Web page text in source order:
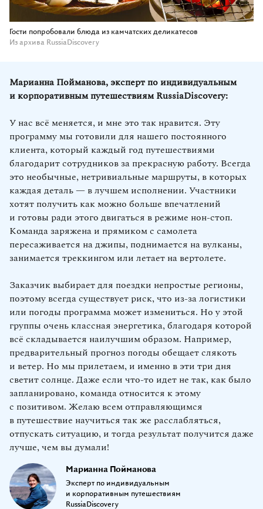
Гости попробовали блюда из камчатских деликатесов
Из архива RussiaDiscovery
Марианна Пойманова, эксперт по индивидуальным
и корпоративным путешествиям RussiaDiscovery:
У нас всё меняется, и мне это так нравится. Эту
программу мы готовили для нашего постоянного
клиента, который каждый год путешествиями
благодарит сотрудников за прекрасную работу. Всегда
это необычные, нетривиальные маршруты, в которых
каждая деталь — в лучшем исполнении. Участники
хотят получить как можно больше впечатлений
и готовы ради этого двигаться в режиме нон‑стоп.
Команда заряжена и прямиком с самолета
пересаживается на джипы, поднимается на вулканы,
занимается треккингом или летает на вертолете.
Заказчик выбирает для поездки непростые регионы,
поэтому всегда существует риск, что из‑за логистики
или погоды программа может измениться. Но у этой
группы очень классная энергетика, благодаря которой
всё складывается наилучшим образом. Например,
предварительный прогноз погоды обещает слякоть
и ветер. Но мы прилетаем, и именно в эти три дня
светит солнце. Даже если что‑то идет не так, как было
запланировано, команда относится к этому
с позитивом. Желаю всем отправляющимся
в путешествие научиться так же расслабляться,
отпускать ситуацию, и тогда результат получится даже
лучше, чем вы думали!
Марианна Пойманова
Эксперт по индивидуальным
и корпоративным путешествиям
RussiaDiscovery